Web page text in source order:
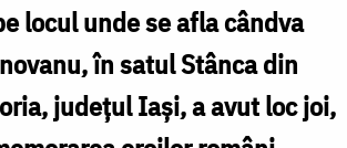
locul unde se afla cândva
în satul Stânca din
județul Iași, a avut loc joi,